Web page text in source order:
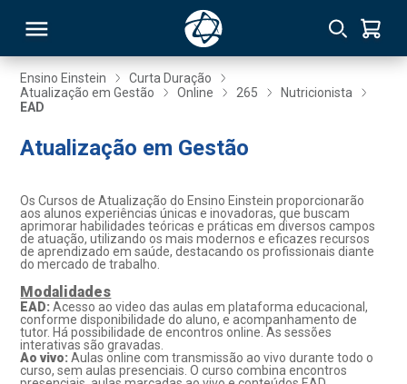
Ensino Einstein
Curta Duração
Atualização em Gestão
Online 265
Nutricionista
EAD
Atualização em Gestão
Os Cursos de Atualização do Ensino Einstein proporcionarão
aos alunos experiências únicas e inovadoras, que buscam
aprimorar habilidades teóricas e práticas em diversos campos
de atuação, utilizando os mais modernos e eficazes recursos
de aprendizado em saúde, destacando os profissionais diante
do mercado de trabalho.
Modalidades
EAD:Acesso ao video das aulas em plataforma educacional,
conforme disponibilidade do aluno, e acompanhamento de
tutor. Há possibilidade de encontros online. As sessões
interativas são gravadas.
Ao vivo: Aulas online com transmissão ao vivo durante todo o
curso, sem aulas presenciais. O curso combina encontros